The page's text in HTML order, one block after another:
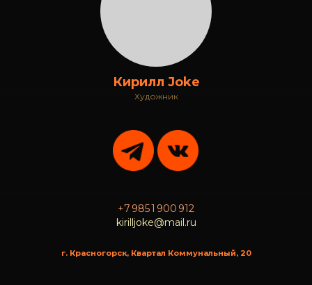
г. Красногорск, Квартал Коммунальный, 20
+7 985 1 900 912
kirilljoke@mail.ru
Кирилл Joke
Художник